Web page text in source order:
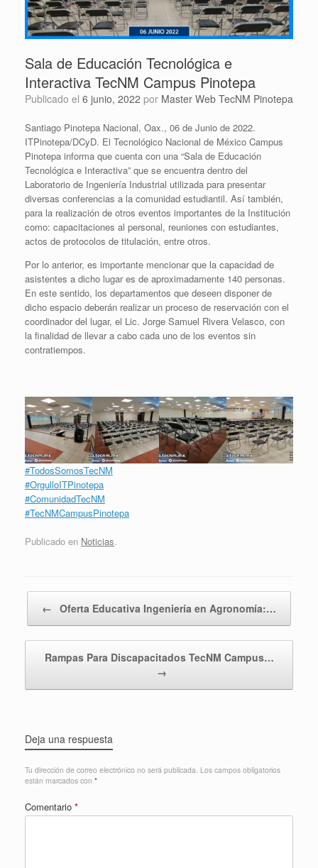
Sala de Educación Tecnológica e
Interactiva TecNM Campus Pinotepa
Publicado el 6 junio, 2022 por Master Web TecNM Pinotepa
Santiago Pinotepa Nacional, Oax., 06 de Junio de 2022.
ITPinotepa/DCyD. El Tecnológico Nacional de México Campus
Pinotepa informa que cuenta con una “Sala de Educación
Tecnológica e Interactiva” que se encuentra dentro del
Laboratorio de Ingeniería Industrial utilizada para presentar
diversas conferencias a la comunidad estudiantil. Así también,
para la realización de otros eventos importantes de la Institución
como: capacitaciones al personal, reuniones con estudiantes,
actos de protocolos de titulación, entre otros.
Por lo anterior, es importante mencionar que la capacidad de
asistentes a dicho lugar es de aproximadamente 140 personas.
En este sentido, los departamentos que deseen disponer de
dicho espacio deberán realizar un proceso de reservación con el
coordinador del lugar, el Lic. Jorge Samuel Rivera Velasco, con
la finalidad de llevar a cabo cada uno de los eventos sin
contratiempos.
#TodosSomosTecNM
#OrgulloITPinotepa
#ComunidadTecNM
#TecNMCampusPinotepa
Publicado en Noticias.
Navegador de artículos
← Oferta Educativa Ingeniería en Agronomía:…
Rampas Para Discapacitados TecNM Campus…
→
Deja una respuesta
Tu dirección de correo electrónico no será publicada. Los campos obligatorios
están marcados con *
Comentario *